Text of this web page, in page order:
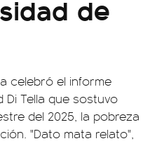
de
celebró el informe
Di Tella que sostuvo
del 2025, la pobreza
"Dato mata relato",